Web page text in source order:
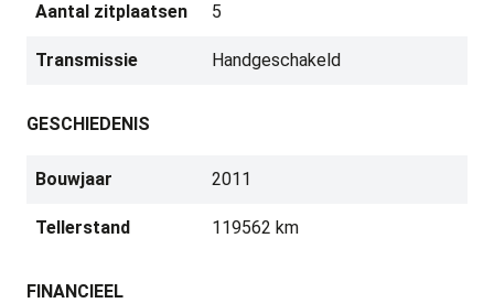
Aantal zitplaatsen 5
Transmissie Handgeschakeld
GESCHIEDENIS
Bouwjaar 2011
Tellerstand 119562 km
FINANCIEEL